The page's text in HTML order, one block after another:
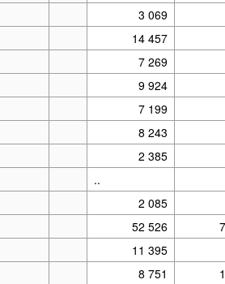
3 069
14 457
7 269
9 924
7 199
8 243
2 385
..
2 085
52 526
11 395
8 751